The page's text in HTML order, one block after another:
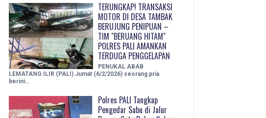
TERUNGKAP! TRANSAKSI
MOTOR DI DESA TAMBAK
BERUJUNG PENIPUAN –
TIM "BERUANG HITAM"
POLRES PALI AMANKAN
TERDUGA PENGGELAPAN
PENUKAL ABAB
LEMATANG ILIR (PALI) Jumat (6/2/2026) seorang pria
berini…
Polres PALI Tangkap
Pengedar Sabu di Jalur